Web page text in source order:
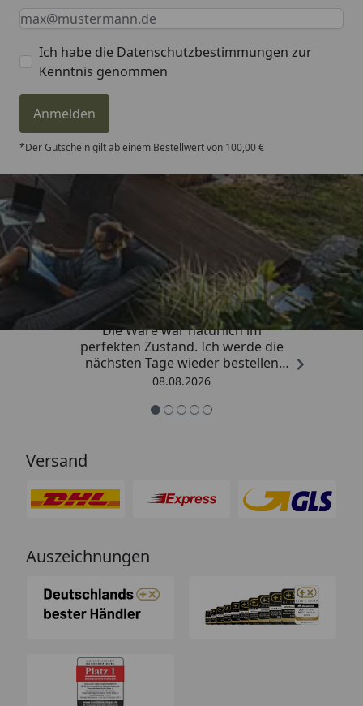
Keine Eingabe erforderlich
Eingabe erforderlich
E-Mail *
Ich habe die Datenschutzbestimmungen zur
Kenntnis genommen
Anmelden
*Der Gutschein gilt ab einem Bestellwert von 100,00 €
Trusted Shops
4,81/ 5
„Hervorragend schnelle Lieferung.
Die Ware war natürlich im
perfekten Zustand. Ich werde die
nächsten Tage wieder bestellen
Grüße an die Belegschaft gute
08.08.2026
Versand
Auszeichnungen